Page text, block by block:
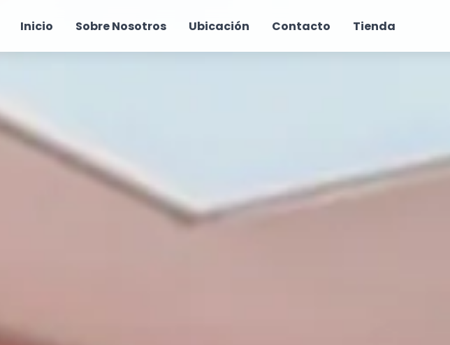
Inicio Sobre Nosotros Ubicación Contacto Tienda